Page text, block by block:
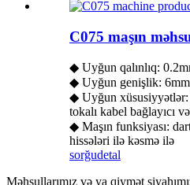
C075 maşın
◆ Uyğun qalınlıq:
◆ Uyğun genişlik:
◆ Uyğun xüsusiyyətlər:
tokalı kabel bağlayıcı
◆ Maşın funksiyası:
hissələri ilə kəsmə ilə
sorğudetal
Məhsullarımız və ya qiymət